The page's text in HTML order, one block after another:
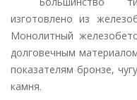
изготовлено из
Монолитный
долговечным
показателям бронзе,
камня.